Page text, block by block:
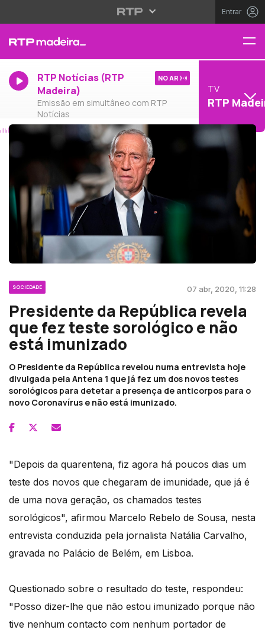
Entrar
RTP Notícias (RTP
Madeira)
Emissão em simultâneo com RTP
Notícias
NO AR
TV
RTP
SOCIEDADE 07 abr, 2020, 11:28
Presidente da República revela
que fez teste sorológico e não
está imunizado
O Presidente da República revelou numa entrevista hoje
divulgada pela Antena 1 que já fez um dos novos testes
sorológicos para detetar a presença de anticorpos para o
novo Coronavírus e não está imunizado.
"Depois da quarentena, fiz agora há poucos dias um
teste dos novos que chegaram de imunidade, que já é
de uma nova geração, os chamados testes
sorológicos", afirmou Marcelo Rebelo de Sousa, nesta
entrevista conduzida pela jornalista Natália Carvalho,
gravada no Palácio de Belém, em Lisboa.
Questionado sobre o resultado do teste, respondeu:
"Posso dizer-lhe que não estou imunizado porque não
tive nenhum contacto com nenhum portador de